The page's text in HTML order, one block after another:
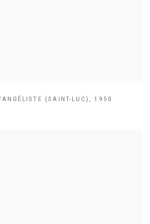
(SAINT-LUC) , 1950